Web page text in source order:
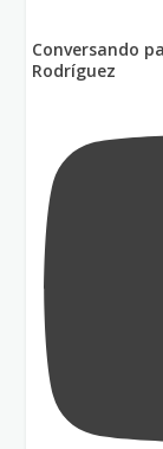
Conversando
Rodríguez